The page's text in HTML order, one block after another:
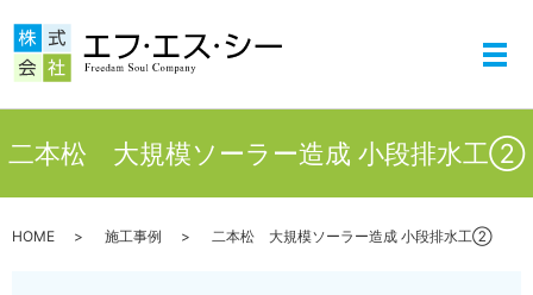
メ
二本松 大規模ソーラー造成 小段排水工②
HOME 施工事例 二本松 大規模ソーラー造成 小段排水工②